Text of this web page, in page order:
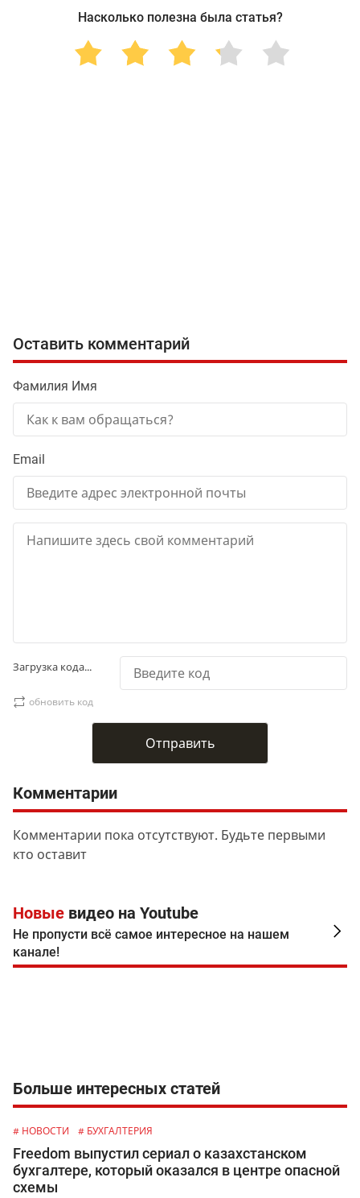
Насколько полезна была статья?
Комментарии
Комментарии пока отсутствуют. Будьте первыми
кто оставит
Оставить комментарий
Фамилия Имя
Email
Загрузка кода...
обновить код
Новые видео на Youtube
Не пропусти всё самое интересное на нашем
канале!
Больше интересных статей
# НОВОСТИ # БУХГАЛТЕРИЯ
Freedom выпустил сериал о казахстанском
бухгалтере, который оказался в центре опасной
схемы